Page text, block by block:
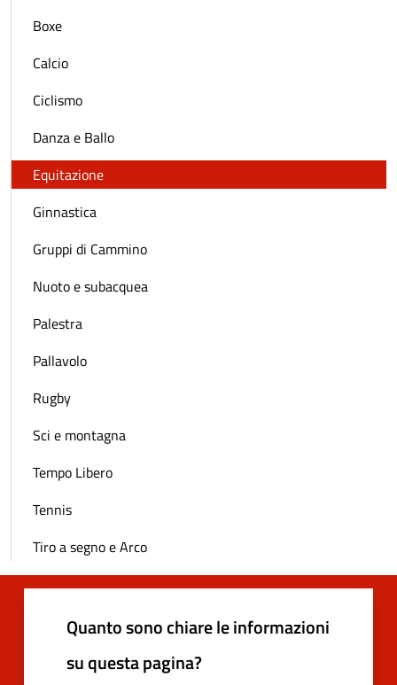
Boxe
Calcio
Ciclismo
Danza e Ballo
Equitazione
Ginnastica
Gruppi di Cammino
Nuoto e subacquea
Palestra
Pallavolo
Rugby
Sci e montagna
Tempo Libero
Tennis
Tiro a segno e Arco
Quanto sono chiare le informazioni
su questa pagina?